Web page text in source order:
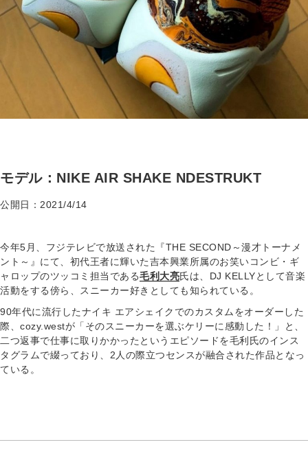
モデル：NIKE AIR SHAKE NDESTRUKT
公開日：2021/4/14
今年5月、フジテレビで放送された『THE SECOND～漫才トーナメ
ント～』にて、初代王者に輝いた吉本興業所属のお笑いコンビ・ギ
ャロップのツッコミ担当である毛利大亮氏は、DJ KELLYとして音楽
活動をする傍ら、スニーカー好きとしても知られている。
90年代に流行したナイキ エアシェイクでのカスタムをオーダーした
際、cozy.westが「そのスニーカーを選ぶケリーに感動した！」と、
二つ返事で仕事に取りかかったというエピソードを毛利氏のインス
タグラムで綴っており、2人の際立つセンスが融合された作品となっ
ている。